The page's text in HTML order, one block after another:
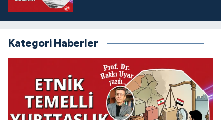
Kategori Haberler